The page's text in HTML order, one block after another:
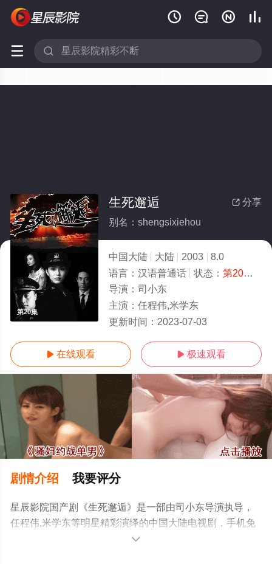
   
 
第20集
 分享
生死邂逅
别名：shengsixiehou
中国大陆 大陆 2003
8.0
语言： 汉语普通话 状态： 第20集
导演： 司小东
主演： 任程伟,米学东
更新时间： 2023-07-03
 在线观看  极速观看
剧情介绍 我要评分
星辰影院国产剧《生死邂逅》是一部由司小东导演执导，
任程伟,米学东等明星精彩演绎的中国大陆电视剧，手机免
费观看高清无删减完整版电视剧全集就上星辰电影网，更
